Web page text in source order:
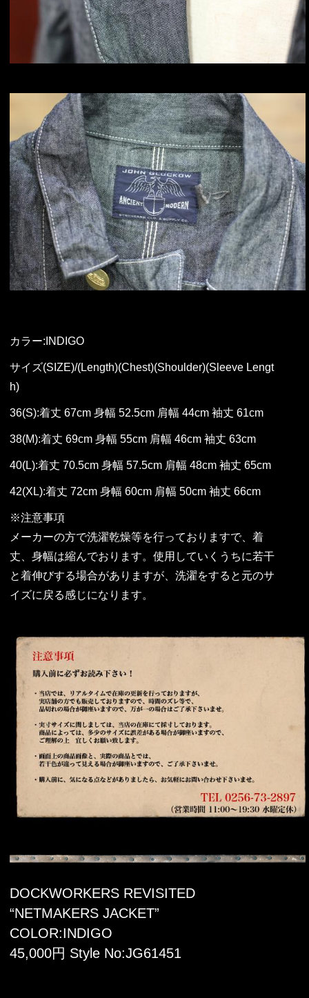
カラー:INDIGO
サイズ(SIZE)/(Length)(Chest)(Shoulder)(Sleeve Lengt
h)
36(S):着丈 67cm 身幅 52.5cm 肩幅 44cm 袖丈 61cm
38(M):着丈 69cm 身幅 55cm 肩幅 46cm 袖丈 63cm
40(L):着丈 70.5cm 身幅 57.5cm 肩幅 48cm 袖丈 65cm
42(XL):着丈 72cm 身幅 60cm 肩幅 50cm 袖丈 66cm
※注意事項
メーカーの方で洗濯乾燥等を行っておりますで、着
丈、身幅は縮んでおります。使用していくうちに若干
と着伸びする場合がありますが、洗濯をすると元のサ
イズに戻る感じになります。
DOCKWORKERS REVISITED
“NETMAKERS JACKET”
COLOR:INDIGO
45,000円 Style No:JG61451